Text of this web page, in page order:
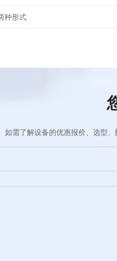
种形式
如需了解设备的优惠报价、选型